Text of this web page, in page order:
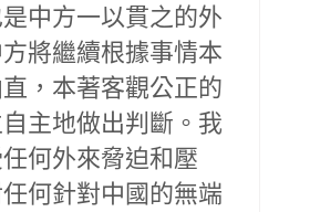
中方一以貫之的外
將繼續根據事情本
，本著客觀公正的
主地做出判斷。我
何外來脅迫和壓
何針對中國的無端